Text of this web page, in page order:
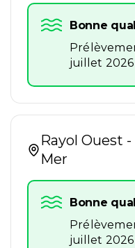
Bonne
juillet 2026
Rayol Ouest
Mer
Bonne
juillet 2026